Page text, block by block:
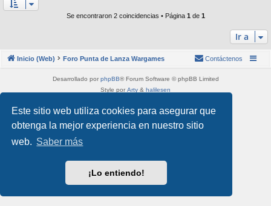
Este sitio web utiliza cookies para asegurar que
obtenga la mejor experiencia en nuestro sitio
web. Saber más
¡Lo entiendo!
Se encontraron 2 coincidencias • Página 1 de 1
Ir a
Inicio (Web) Foro Punta de Lanza Wargames Contáctenos
Desarrollado por phpBB® Forum Software © phpBB Limited
Style por Arty & halilesen
Privacidad| Condiciones